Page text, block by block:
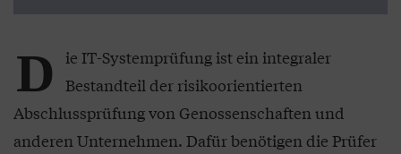
D ie IT-Systemprüfung ist ein integraler
Bestandteil der risikoorientierten
Abschlussprüfung von Genossenschaften und
anderen Unternehmen. Dafür benötigen die Prüfer